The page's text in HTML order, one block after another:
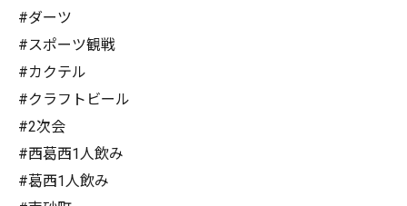
#ダーツ
#スポーツ観戦
#カクテル
#クラフトビール
#2次会
#西葛西1人飲み
#葛西1人飲み